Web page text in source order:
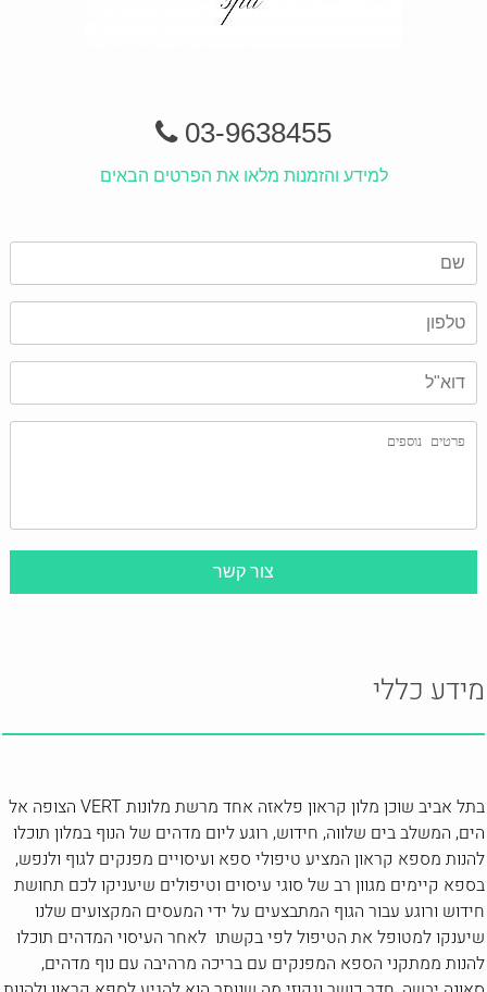
03-9638455
למידע והזמנות מלאו את הפרטים הבאים
מידע כללי
בתל אביב שוכן מלון קראון פלאזה אחד מרשת מלונות VERT הצופה אל
הים, המשלב בים שלווה, חידוש, רוגע ליום מדהים של הנוף במלון תוכלו
להנות מספא קראון המציע טיפולי ספא ועיסויים מפנקים לגוף ולנפש,
בספא קיימים מגוון רב של סוגי עיסוים וטיפולים שיעניקו לכם תחושת
חידוש ורוגע עבור הגוף המתבצעים על ידי המעסים המקצועים שלנו
שיענקו למטופל את הטיפול לפי בקשתו לאחר העיסוי המדהים תוכלו
להנות ממתקני הספא המפנקים עם בריכה מרהיבה עם נוף מדהים,